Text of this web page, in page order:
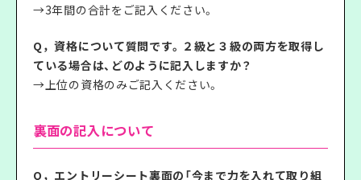
→3年間の合計をご記入ください。
Q，資格について質問です。２級と３級の両方を取得し
ている場合は、どのように記入しますか？
→上位の資格のみご記入ください。
裏面の記入について
Q，エントリーシート裏面の「今まで力を入れて取り組